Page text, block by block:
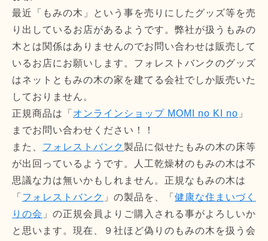
最近「もみの木」という事を売りにしたグッズ等を売
り出しているお店があるようです。弊社が扱うもみの
木とは関係はありませんのでお問い合わせは販売して
いるお店にお願いします。フォレストバンクのグッズ
はネットともみの木の家を建てる会社でしか販売いた
しておりません。
正規商品は「 オンラインショップ MOMI no KI no 」
までお問い合わせください！！
また、 フォレストバンク製品に似せたもみの木の床等
が出回っているようです。人工乾燥材のもみの木は不
思議な力は無いかもしれません。正規なもみの木は
「 フォレストバンク 」の製品を、「 健康な住まいづく
りの会 」の正規会員よりご購入される事がよろしいか
と思います。現在、９社ほど偽りのもみの木を扱う会